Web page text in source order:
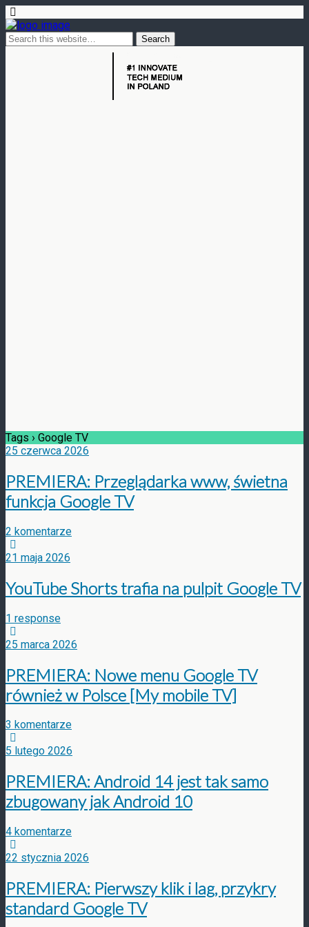
Tags › Google TV
25 czerwca 2026
PREMIERA: Przeglądarka www, świetna
funkcja Google TV
2 komentarze
21 maja 2026
YouTube Shorts trafia na pulpit Google TV
1 response
25 marca 2026
PREMIERA: Nowe menu Google TV
również w Polsce [My mobile TV]
3 komentarze
5 lutego 2026
PREMIERA: Android 14 jest tak samo
zbugowany jak Android 10
4 komentarze
22 stycznia 2026
PREMIERA: Pierwszy klik i lag, przykry
standard Google TV